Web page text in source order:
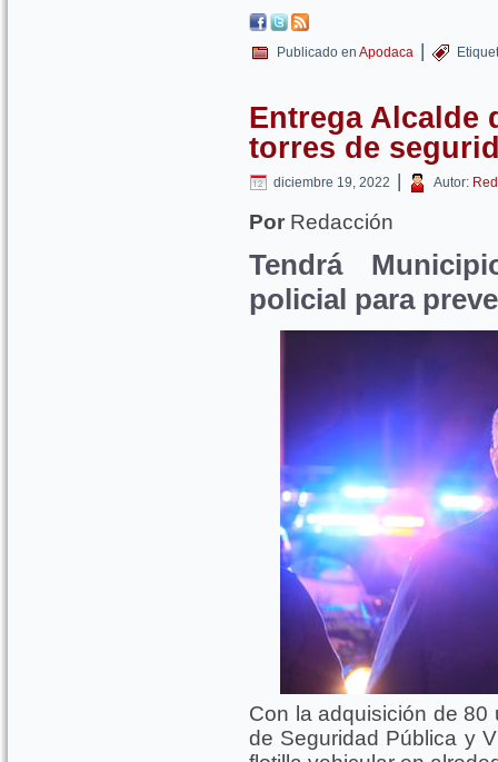
Publicado en Apodaca |
Entrega Alcalde
torres de
diciembre 19, 2022 | Autor:
Por Redacción
Tendrá
policial para
Con la adquisición de 80
de Seguridad Pública y